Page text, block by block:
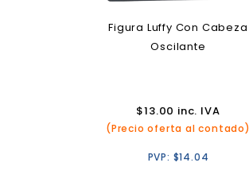
Figura Luffy Con Cabeza
Oscilante
$13.00 inc. IVA
(Precio oferta al contado)
PVP: $14.04